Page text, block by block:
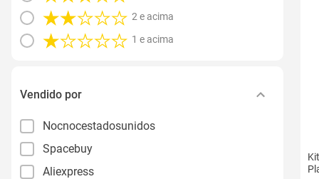
2 e acima
1 e acima
Vendido por
Nocnocestadosunidos
Spacebuy
Aliexpress